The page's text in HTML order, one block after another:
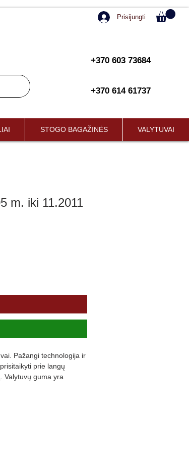
Prisijungti
+370 603 73684
+370 614 61737
STOGO BAGAŽINĖS VALYTUVAI
m. iki 11.2011
Pažangi technologija ir
prie langų
Valytuvų guma yra